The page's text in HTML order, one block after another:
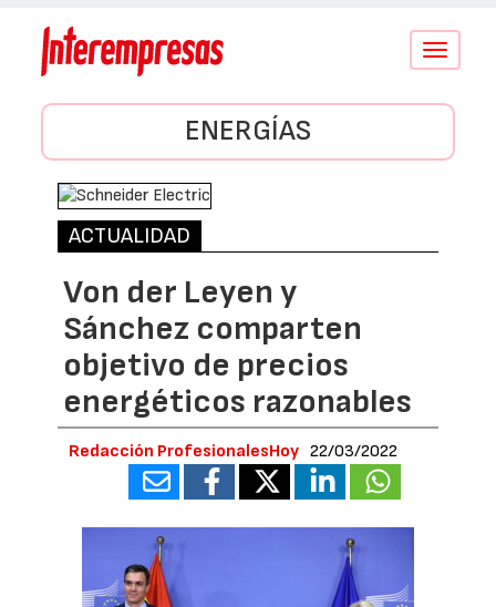
Conmutar
ENERGÍAS
ACTUALIDAD
Von der Leyen y
Sánchez comparten
objetivo de precios
energéticos razonables
Redacción ProfesionalesHoy 22/03/2022